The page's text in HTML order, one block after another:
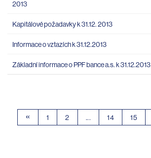
2013
Kapitálové požadavky k 31.12. 2013
Informace o vztazích k 31.12.2013
Základní informace o PPF bance a.s. k 31.12.2013
« 1 2 ... 14 15